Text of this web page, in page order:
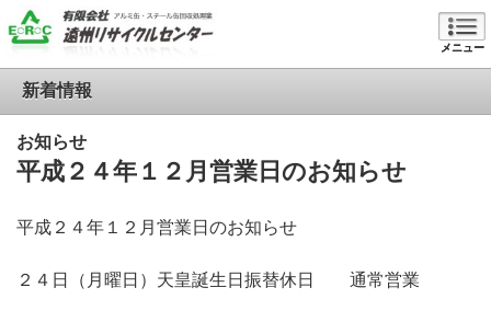
メニュー
新着情報
お知らせ
平成２４年１２月営業日のお知らせ
平成２４年１２月営業日のお知らせ
２４日（月曜日）天皇誕生日振替休日 通常営業